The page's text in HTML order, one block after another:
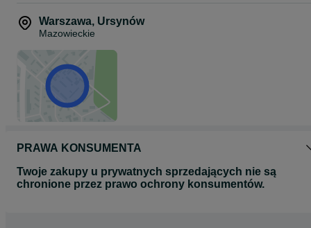
Warszawa, Ursynów
Mazowieckie
PRAWA KONSUMENTA
Twoje zakupy u prywatnych sprzedających nie są
chronione przez prawo ochrony konsumentów.